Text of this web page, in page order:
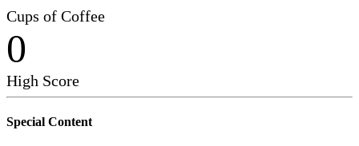
Cups of Coffee
0
High Score
Special Content